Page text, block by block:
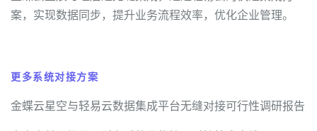
案，实现数据同步，提升业务流程效率，优化企业管理。
更多系统对接方案
金蝶云星空与轻易云数据集成平台无缝对接可行性调研报告